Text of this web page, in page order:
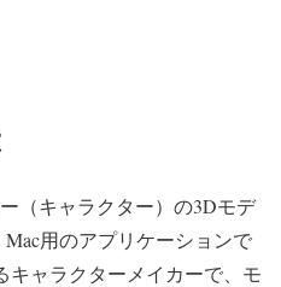
（キャラクター）の3Dモデ
用のアプリケーションで
キャラクターメイカーで、モ